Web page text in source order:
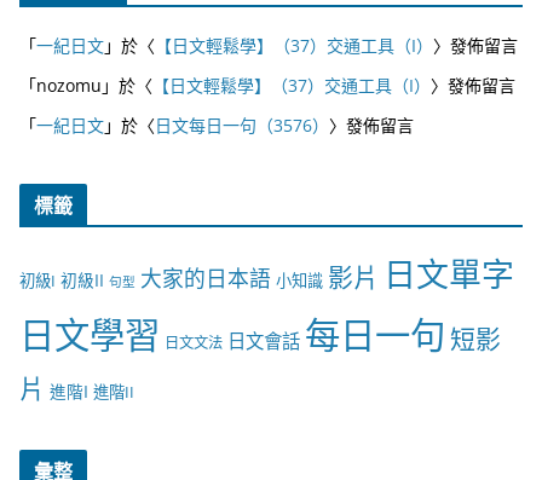
「一紀日文」於〈 【日文輕鬆學】（37）交通工具（I） 〉發佈留言
「nozomu 」於〈 【日文輕鬆學】（37）交通工具（I） 〉發佈留言
「一紀日文」於〈日文每日一句（3576） 〉發佈留言
標籤
初級I 初級II 句型 大家的日本語 小知識 影片 日文單字
日文學習 日文文法 日文會話 每日一句 短影
片 進階I 進階II
彙整